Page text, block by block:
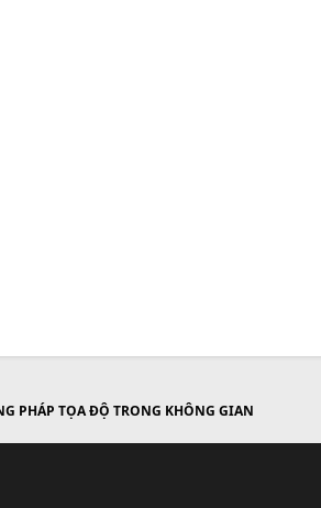
PHÁP TỌA ĐỘ TRONG KHÔNG GIAN